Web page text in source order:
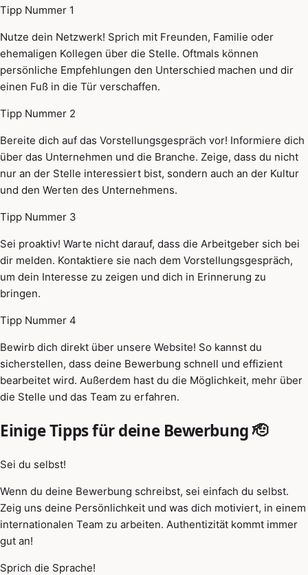
Tipp Nummer 1
Nutze dein Netzwerk! Sprich mit Freunden, Familie oder
ehemaligen Kollegen über die Stelle. Oftmals können
persönliche Empfehlungen den Unterschied machen und dir
einen Fuß in die Tür verschaffen.
Tipp Nummer 2
Bereite dich auf das Vorstellungsgespräch vor! Informiere dich
über das Unternehmen und die Branche. Zeige, dass du nicht
nur an der Stelle interessiert bist, sondern auch an der Kultur
und den Werten des Unternehmens.
Tipp Nummer 3
Sei proaktiv! Warte nicht darauf, dass die Arbeitgeber sich bei
dir melden. Kontaktiere sie nach dem Vorstellungsgespräch,
um dein Interesse zu zeigen und dich in Erinnerung zu
bringen.
Tipp Nummer 4
Bewirb dich direkt über unsere Website! So kannst du
sicherstellen, dass deine Bewerbung schnell und effizient
bearbeitet wird. Außerdem hast du die Möglichkeit, mehr über
die Stelle und das Team zu erfahren.
Einige Tipps für deine Bewerbung 🫡
Sei du selbst!
Wenn du deine Bewerbung schreibst, sei einfach du selbst.
Zeig uns deine Persönlichkeit und was dich motiviert, in einem
internationalen Team zu arbeiten. Authentizität kommt immer
gut an!
Sprich die Sprache!